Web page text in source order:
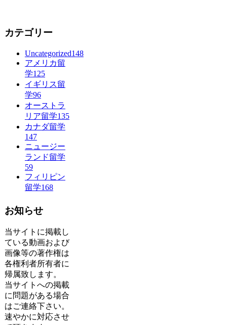
カテゴリー
Uncategorized148
アメリカ留
学125
イギリス留
学96
オーストラ
リア留学135
カナダ留学
147
ニュージー
ランド留学
59
フィリピン
留学168
お知らせ
当サイトに掲載し
ている動画および
画像等の著作権は
各権利者所有者に
帰属致します。
当サイトへの掲載
に問題がある場合
はご連絡下さい。
速やかに対応させ